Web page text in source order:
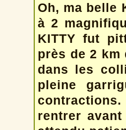
Oh, ma belle
à 2
KITTY fut
près de 2
dans les
pleine
rentrer